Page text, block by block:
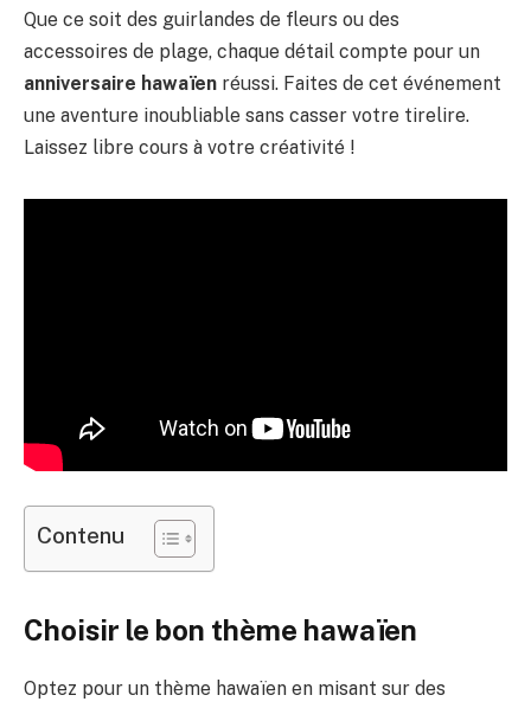
Que ce soit des guirlandes de fleurs ou des
accessoires de plage, chaque détail compte pour un
anniversaire hawaïen réussi. Faites de cet événement
une aventure inoubliable sans casser votre tirelire.
Laissez libre cours à votre créativité !
Contenu
Choisir le bon thème hawaïen
Optez pour un thème hawaïen en misant sur des